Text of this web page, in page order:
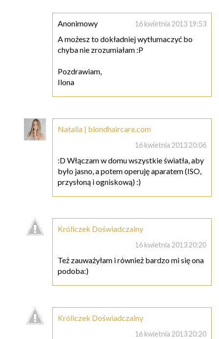
Anonimowy 16 kwietnia 2013 19:53
A możesz to dokładniej wytłumaczyć bo
chyba nie zrozumiałam :P
Pozdrawiam,
Ilona
Natalia | blondhaircare.com
16 kwietnia 2013 20:06
:D Włączam w domu wszystkie światła, aby
było jasno, a potem operuję aparatem (ISO,
przysłoną i ogniskową) :)
Króliczek Doświadczalny
16 kwietnia 2013 20:20
Też zauważyłam i również bardzo mi się ona
podoba:)
Króliczek Doświadczalny
16 kwietnia 2013 20:20